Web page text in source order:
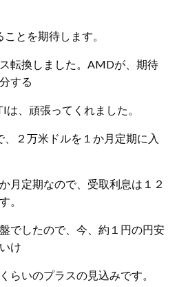
とを期待します。
転換しました。AMDが、期待
する
、頑張ってくれました。
、２万米ドルを１か月定期に入
月定期なので、受取利息は１２
。
でしたので、今、約１円の円安
け
らいのプラスの見込みです。